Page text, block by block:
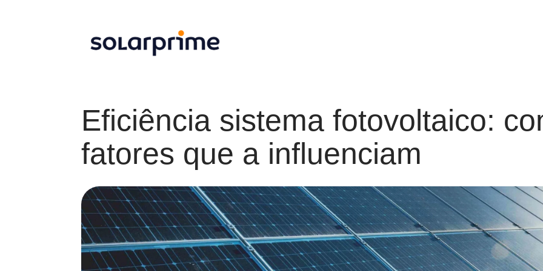
Eficiência sistema fotovoltaico:
fatores que a influenciam